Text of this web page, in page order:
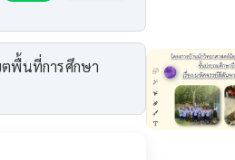
ตพื้นที่การศึกษา